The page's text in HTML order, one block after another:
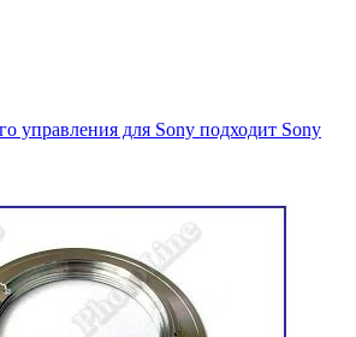
управления для Sony подходит Sony